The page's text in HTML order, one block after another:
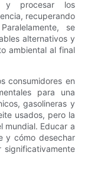
y procesar los
recuperando
se
alternativos y
ambiental al final
consumidores en
para una
gasolineras y
usados, pero la
mundial. Educar a
y cómo desechar